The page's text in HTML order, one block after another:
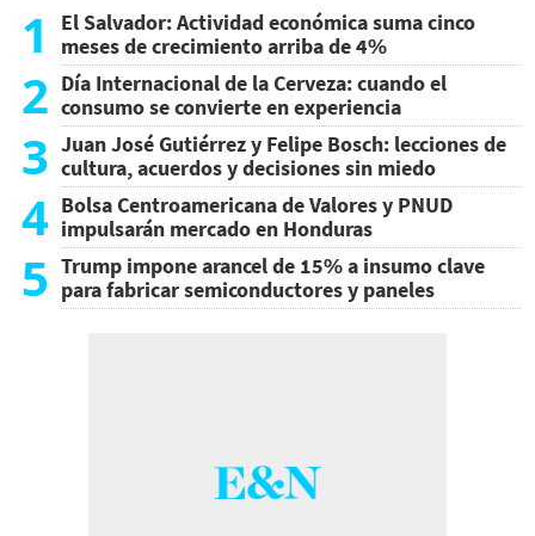
1
El Salvador: Actividad económica suma cinco
meses de crecimiento arriba de 4%
2 Día Internacional de la Cerveza: cuando el
consumo se convierte en experiencia
3 Juan José Gutiérrez y Felipe Bosch: lecciones de
cultura, acuerdos y decisiones sin miedo
4 Bolsa Centroamericana de Valores y PNUD
impulsarán mercado en Honduras
5 Trump impone arancel de 15% a insumo clave
para fabricar semiconductores y paneles